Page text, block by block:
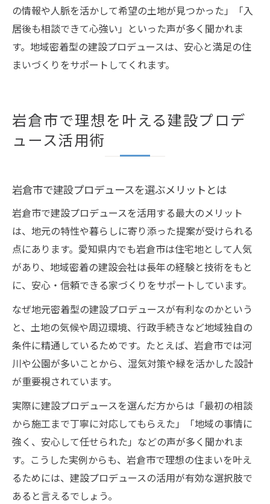
の情報や人脈を活かして希望の土地が見つかった」「入
居後も相談できて心強い」といった声が多く聞かれま
す。地域密着型の建設プロデュースは、安心と満足の住
まいづくりをサポートしてくれます。
岩倉市で理想を叶える建設プロデ
ュース活用術
岩倉市で建設プロデュースを選ぶメリットとは
岩倉市で建設プロデュースを活用する最大のメリット
は、地元の特性や暮らしに寄り添った提案が受けられる
点にあります。愛知県内でも岩倉市は住宅地として人気
があり、地域密着の建設会社は長年の経験と技術をもと
に、安心・信頼できる家づくりをサポートしています。
なぜ地元密着型の建設プロデュースが有利なのかという
と、土地の気候や周辺環境、行政手続きなど地域独自の
条件に精通しているためです。たとえば、岩倉市では河
川や公園が多いことから、湿気対策や緑を活かした設計
が重要視されています。
実際に建設プロデュースを選んだ方からは「最初の相談
から施工まで丁寧に対応してもらえた」「地域の事情に
強く、安心して任せられた」などの声が多く聞かれま
す。こうした実例からも、岩倉市で理想の住まいを叶え
るためには、建設プロデュースの活用が有効な選択肢で
あると言えるでしょう。